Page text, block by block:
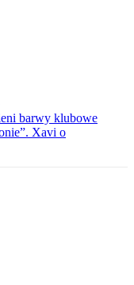
barwy klubowe
Xavi o